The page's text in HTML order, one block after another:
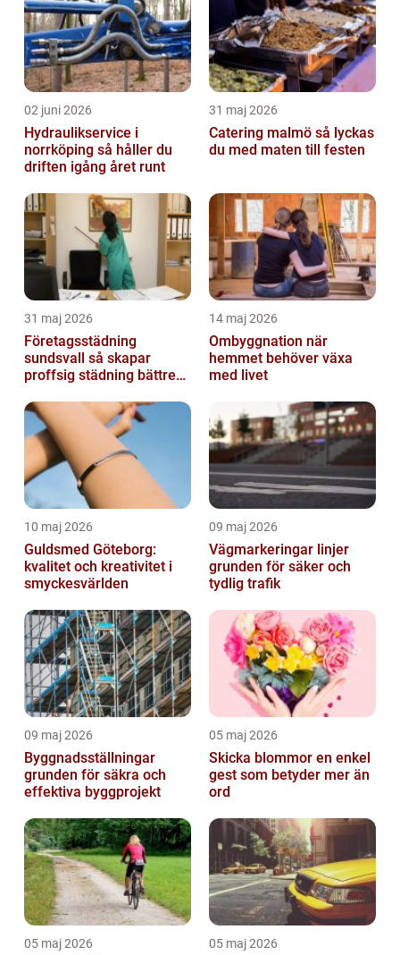
02 juni 2026
Hydraulikservice i
norrköping så håller du
driften igång året runt
31 maj 2026
Catering malmö så lyckas
du med maten till festen
31 maj 2026
Företagsstädning
sundsvall så skapar
proffsig städning bättre
14 maj 2026
Ombyggnation när
hemmet behöver växa
med livet
10 maj 2026
Guldsmed Göteborg:
kvalitet och kreativitet i
smyckesvärlden
09 maj 2026
Vägmarkeringar linjer
grunden för säker och
tydlig trafik
09 maj 2026
Byggnadsställningar
grunden för säkra och
effektiva byggprojekt
05 maj 2026
Skicka blommor en enkel
gest som betyder mer än
ord
05 maj 2026 05 maj 2026